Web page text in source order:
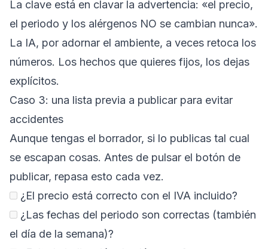
La clave está en clavar la advertencia: «el precio,
el periodo y los alérgenos NO se cambian nunca».
La IA, por adornar el ambiente, a veces retoca los
números. Los hechos que quieres fijos, los dejas
explícitos.
Caso 3: una lista previa a publicar para evitar
accidentes
Aunque tengas el borrador, si lo publicas tal cual
se escapan cosas. Antes de pulsar el botón de
publicar, repasa esto cada vez.
¿El precio está correcto con el IVA incluido?
¿Las fechas del periodo son correctas (también
el día de la semana)?